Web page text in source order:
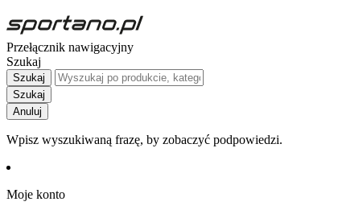
Przełącznik nawigacyjny
Szukaj
Szukaj
Szukaj
Anuluj
Wpisz wyszukiwaną frazę, by zobaczyć podpowiedzi.
Moje konto